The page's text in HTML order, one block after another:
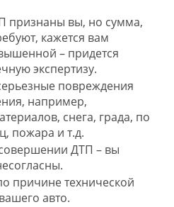
признаны вы, но сумма,
кажется вам
– придется
экспертизу.
повреждения
например,
снега, града, по
пожара и т.д.
ДТП – вы
причине технической
авто.